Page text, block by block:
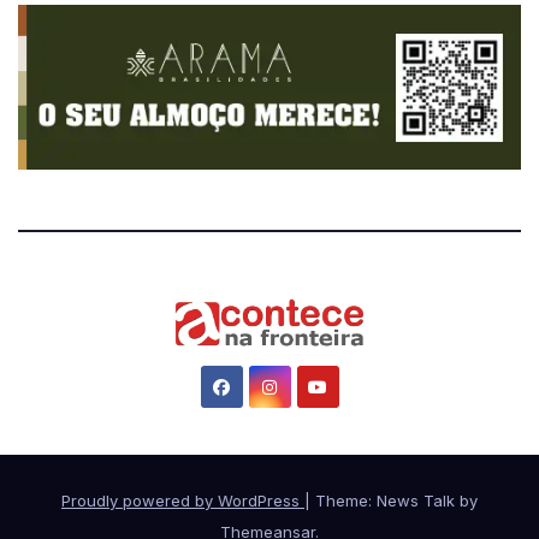
Proudly powered by WordPress
Theme: News Talk by
Themeansar.